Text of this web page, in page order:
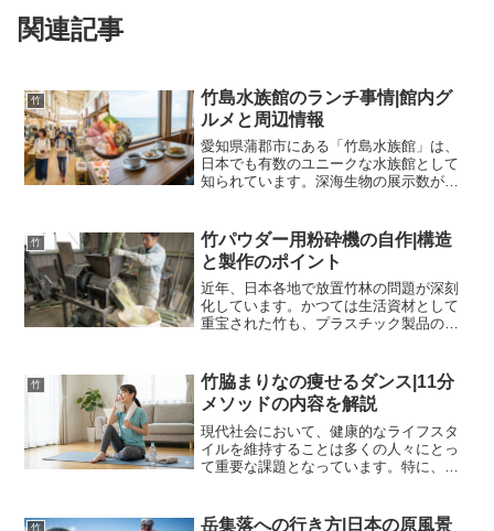
関連記事
竹
竹島水族館のランチ事情|館内グ
ルメと周辺情報
愛知県蒲郡市にある「竹島水族館」は、
日本でも有数のユニークな水族館として
知られています。深海生物の展示数が日
りと、小規模ながらも全国から多くのフ
ァンが訪れる人気スポット...
竹
竹パウダー用粉砕機の自作|構造
と製作のポイント
近年、日本各地で放置竹林の問題が深刻
化しています。かつては生活資材として
重宝された竹も、プラスチック製品の普
侵食している現状があります。この厄介
者扱いされている竹を有効...
竹
竹脇まりなの痩せるダンス|11分
メソッドの内容を解説
現代社会において、健康的なライフスタ
イルを維持することは多くの人々にとっ
て重要な課題となっています。特に、長
下、さらにはメンタルヘルスの不調な
竹
岳集落への行き方|日本の原風景